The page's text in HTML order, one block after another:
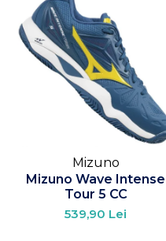
Mizuno
Mizuno Wave Intense
Tour 5 CC
539,90 Lei